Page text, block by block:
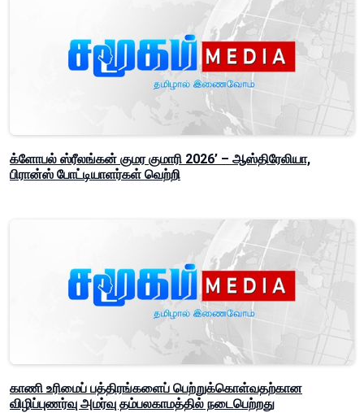
க்ளோபல் ஸ்ரீலங்கன் குமர குமாரி 2026’ – ஆஸ்திரேலியா,
பிரான்ஸ் போட்டியாளர்கள் வெற்றி
காணி உரிமைப் பத்திரங்களைப் பெற்றுக்கொள்வதற்கான
விழிப்புணர்வு அமர்வு தம்பலகாமத்தில் நடைபெற்றது